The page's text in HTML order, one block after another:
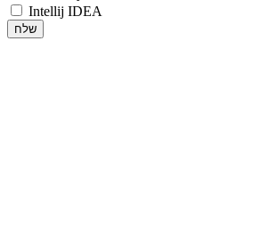
Intellij IDEA